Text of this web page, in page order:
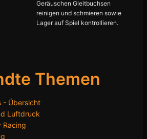
Geräuschen Gleitbuchsen
reinigen und schmieren sowie
Lager auf Spiel kontrollieren.
Themen
- Übersicht
Luftdruck
Racing